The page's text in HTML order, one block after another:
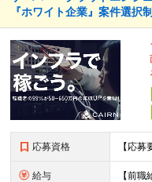
『ホワイト企業』案件選択
応募資格
給与